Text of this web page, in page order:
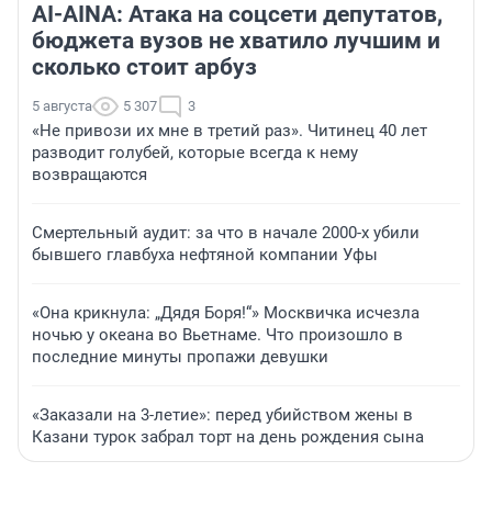
AI-AINA: Атака на соцсети депутатов,
бюджета вузов не хватило лучшим и
сколько стоит арбуз
5 августа 5 307 3
«Не привози их мне в третий раз». Читинец 40 лет
разводит голубей, которые всегда к нему
возвращаются
Смертельный аудит: за что в начале 2000-х убили
бывшего главбуха нефтяной компании Уфы
«Она крикнула: „Дядя Боря!“» Москвичка исчезла
ночью у океана во Вьетнаме. Что произошло в
последние минуты пропажи девушки
«Заказали на 3-летие»: перед убийством жены в
Казани турок забрал торт на день рождения сына